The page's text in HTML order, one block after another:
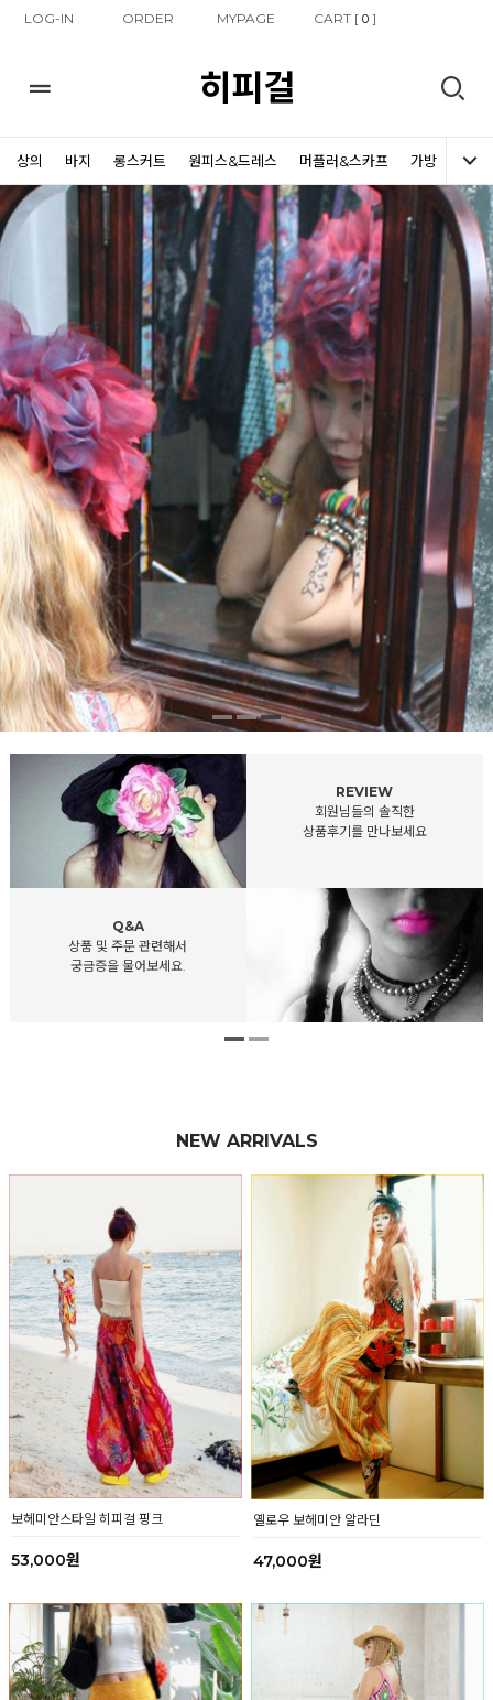
LOG-IN ORDER MYPAGE CART [0 ]
히피걸
상의 바지 롱스커트 원피스&드레스 머플러&스카프 가방 신발
REVIEW
회원님들의 솔직한
상품후기를 만나보세요
Q&A
상품 및 주문 관련해서
궁금증을 물어보세요.
NEW ARRIVALS
보헤미안스타일 히피걸 핑크
53,000원
옐로우 보헤미안 알라딘
47,000원